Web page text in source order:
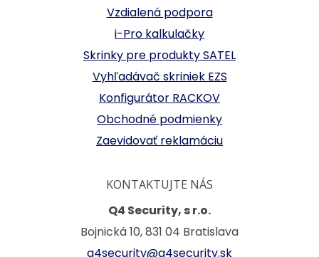
Vzdialená podpora
i-Pro kalkulačky
Skrinky pre produkty SATEL
Vyhľadávač skriniek EZS
Konfigurátor RACKOV
Obchodné podmienky
Zaevidovať reklamáciu
KONTAKTUJTE NÁS
Q4 Security, s r.o.
Bojnická 10, 831 04 Bratislava
q4security@q4security.sk